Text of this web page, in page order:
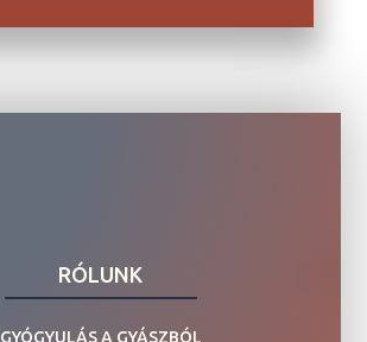
RÓLUNK
GYÓGYULÁS A GYÁSZBÓL